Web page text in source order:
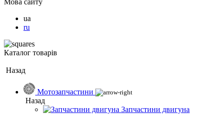
Мова сайту
ua
ru
Каталог товарів
Назад
Мотозапчастини
Назад
Запчастини двигуна